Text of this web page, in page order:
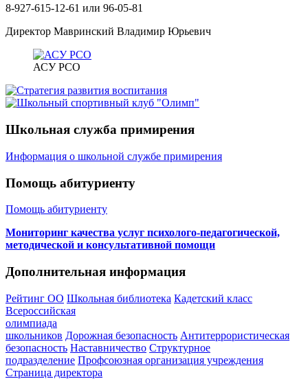
8-927-615-12-61 или 96-05-81
Директор Мавринский Владимир Юрьевич
АСУ РСО
Школьная служба примирения
Информация о школьной службе примирения
Помощь абитуриенту
Помощь абитуриенту
Мониторинг качества услуг психолого-педагогической,
методической и консультативной помощи
Дополнительная информация
Рейтинг ОО Школьная библиотека Кадетский класс
Всероссийская
олимпиада
школьников Дорожная безопасность Антитеррористическая
безопасность Наставничество Структурное
подразделение Профсоюзная организация учреждения
Страница директора